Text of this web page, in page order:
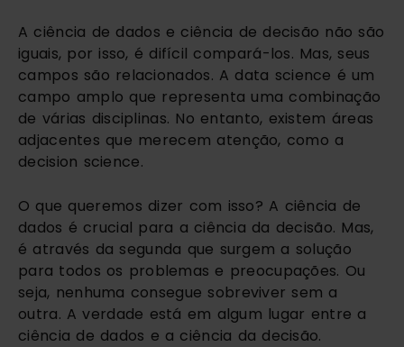
A ciência de dados e ciência de decisão não são
iguais, por isso, é difícil compará-los. Mas, seus
campos são relacionados. A data science é um
campo amplo que representa uma combinação
de várias disciplinas. No entanto, existem áreas
adjacentes que merecem atenção, como a
decision science.
O que queremos dizer com isso? A ciência de
dados é crucial para a ciência da decisão. Mas,
é através da segunda que surgem a solução
para todos os problemas e preocupações. Ou
seja, nenhuma consegue sobreviver sem a
outra. A verdade está em algum lugar entre a
ciência de dados e a ciência da decisão.